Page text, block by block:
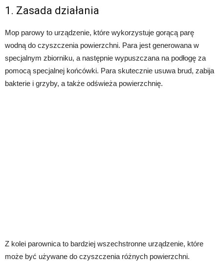
1. Zasada działania
Mop parowy to urządzenie, które wykorzystuje gorącą parę
wodną do czyszczenia powierzchni. Para jest generowana w
specjalnym zbiorniku, a następnie wypuszczana na podłogę za
pomocą specjalnej końcówki. Para skutecznie usuwa brud, zabija
bakterie i grzyby, a także odświeża powierzchnię.
Z kolei parownica to bardziej wszechstronne urządzenie, które
może być używane do czyszczenia różnych powierzchni.